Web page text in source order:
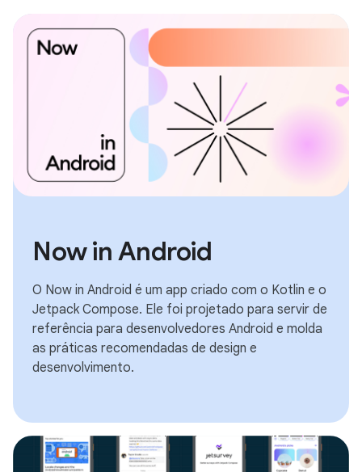
Now in Android
O Now in Android é um app criado com o Kotlin e o
Jetpack Compose. Ele foi projetado para servir de
referência para desenvolvedores Android e molda
as práticas recomendadas de design e
desenvolvimento.